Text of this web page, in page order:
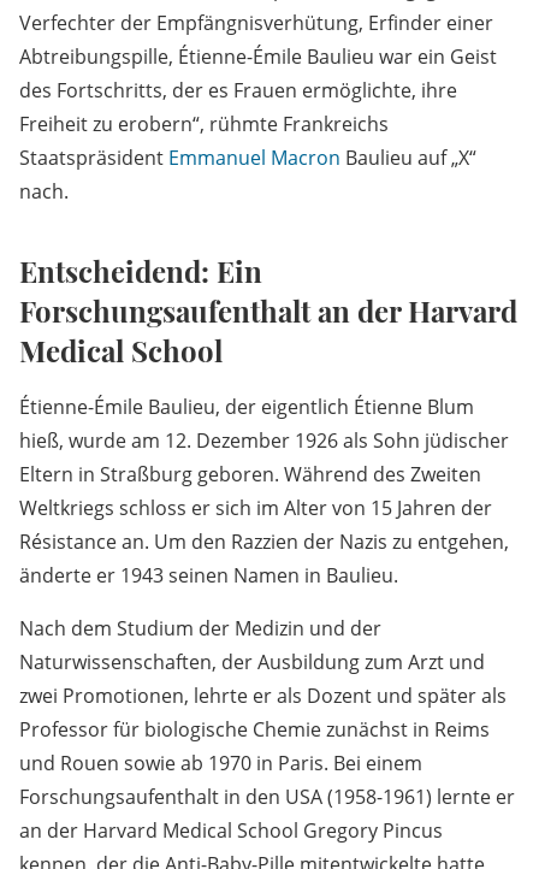
Verfechter der Empfängnisverhütung, Erfinder einer
Abtreibungspille, Étienne-Émile Baulieu war ein Geist
des Fortschritts, der es Frauen ermöglichte, ihre
Freiheit zu erobern“, rühmte Frankreichs
Staatspräsident Emmanuel Macron Baulieu auf „X“
nach.
Entscheidend: Ein
Forschungsaufenthalt an der Harvard
Medical School
Étienne-Émile Baulieu, der eigentlich Étienne Blum
hieß, wurde am 12. Dezember 1926 als Sohn jüdischer
Eltern in Straßburg geboren. Während des Zweiten
Weltkriegs schloss er sich im Alter von 15 Jahren der
Résistance an. Um den Razzien der Nazis zu entgehen,
änderte er 1943 seinen Namen in Baulieu.
Nach dem Studium der Medizin und der
Naturwissenschaften, der Ausbildung zum Arzt und
zwei Promotionen, lehrte er als Dozent und später als
Professor für biologische Chemie zunächst in Reims
und Rouen sowie ab 1970 in Paris. Bei einem
Forschungsaufenthalt in den USA (1958-1961) lernte er
an der Harvard Medical School Gregory Pincus